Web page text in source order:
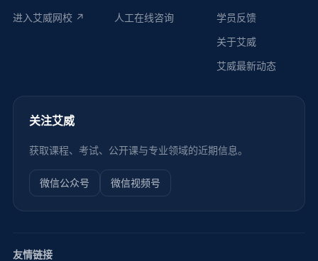
进入艾威网校 ↗
人工在线咨询
学员反馈
关于艾威
艾威最新动态
关注艾威
获取课程、考试、公开课与专业领域的近期信息。
微信公众号 微信视频号
友情链接